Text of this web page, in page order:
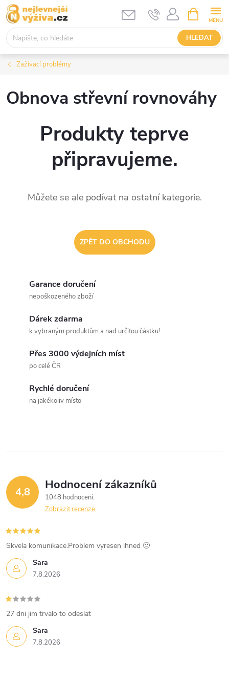
Přejít
na
obsah
HLEDAT
NÁKUPNÍ
KOŠÍK
Zažívací problémy
Obnova střevní rovnováhy
Produkty teprve
připravujeme.
Můžete se ale podívat na ostatní kategorie.
ZPĚT DO OBCHODU
Garance doručení
nepoškozeného zboží
Dárek zdarma
k vybraným produktům a nad určitou částku!
Přes 3000 výdejních míst
po celé ČR
Rychlé doručení
na jakékoliv místo
4,8 Hodnocení zákazníků
1048 hodnocení
Zobrazit recenze
Sara
7.8.2026
Skvela komunikace.Problem vyresen ihned 🙂
Sara
7.8.2026
27 dni jim trvalo to odeslat